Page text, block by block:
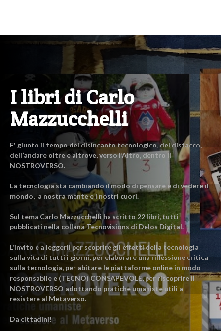
I libri di Carlo
Mazzucchelli
E' giunto il tempo del disincanto tecnologico, del distacco,
dell’andare oltre e altrove, verso l’Altro, dentro il
NOSTROVERSO.
La tecnologia sta cambiando il modo di pensare e di vedere il
mondo, la nostra mente e i nostri cuori.
Sul tema Carlo Mazzucchelli ha scritto 22 libri, tutti
pubblicati nella collana Tecnovisions di Delos Digital.
L'invito è a leggerli per scoprire gli effetti della tecnologia
sulla vita di tutti i giorni, per elaborare una riflessione critica
sulla tecnologia, per abitare le piattaforme online in modo
responsabile e (TECNO) CONSAPEVOLE, per riscoprire il
NOSTROVERSO adottando pratiche umaniste utili a
resistere al Metaverso.
Da cittadini!